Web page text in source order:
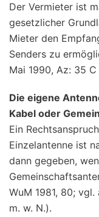
Der Vermieter ist
gesetzlicher
Mieter den
Senders zu
Mai 1990, Az: 35
Die eigene
Kabel oder
Ein
Einzelantenne ist
dann gegeben,
WuM 1981, 80; vgl.
m. w. N.).